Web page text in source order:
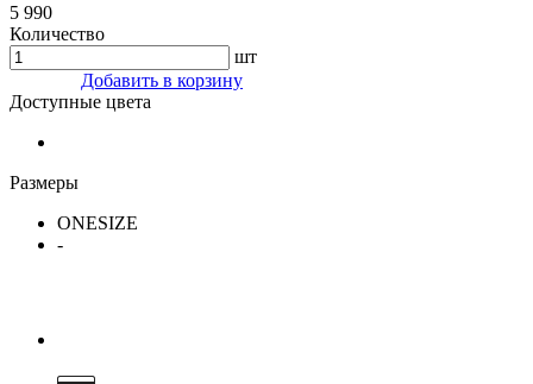
Доступные цвета
Размеры
ONESIZE
-
5 990
Количество
шт
Добавить в корзину